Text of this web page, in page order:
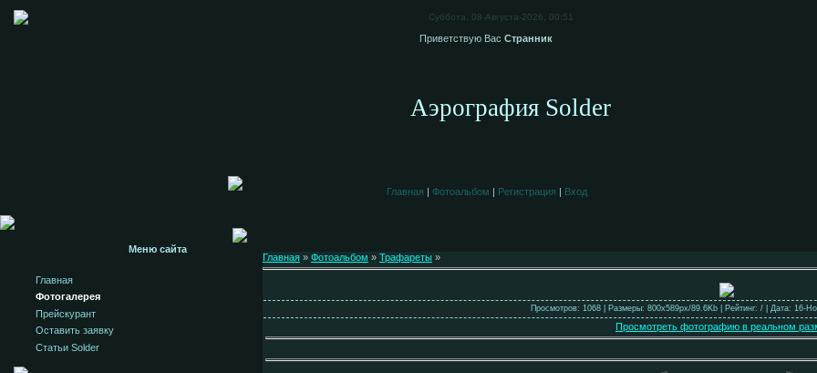
Суббота, 08-Августа-2026, 00:51
Приветствую Вас Странник
Аэрография Solder
Главная | Фотоальбом | Регистрация | Вход
Меню сайта
Главная
Фотогалерея
Прейскурант
Оставить заявку
Статьи Solder
Главная » Фотоальбом » Трафареты »
Просмотров: 1068 | Размеры: 800x589px/89.6Kb | Рейтинг: / | Дата: 16-
Просмотреть фотографию в реальном